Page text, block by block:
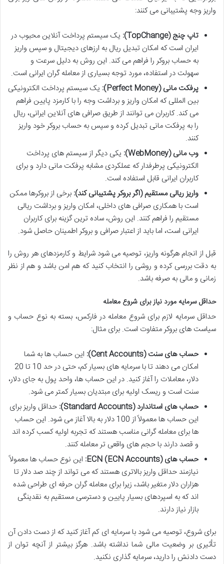
واریز وجه پشتیبانی می کنند:
تاپ چنج (TopChange):
یک سیستم پرداخت آنلاین محبوب در
ایران است که امکان تبدیل ریال به ارزهای دیجیتال و سپس واریز
به حساب بروکر را فراهم می کند. این روش به دلیل سرعت و
سهولت در استفاده، مورد توجه بسیاری از معامله گران ایرانی است.
پرفکت مانی (Perfect Money):
یک سیستم پرداخت الکترونیکی
بین المللی که امکان واریز و برداشت وجه را با کارمزد پایین فراهم
می کند. کاربران می توانند از طریق صرافی های آنلاین ایرانی، ریال
را به پرفکت مانی تبدیل کرده و سپس به حساب بروکر خود واریز
کنند.
وب مانی (WebMoney):
یکی دیگر از سیستم های پرداخت
الکترونیکی پرطرفدار که عملکردی مشابه پرفکت مانی دارد و برای
کاربران ایرانی قابل استفاده است.
واریز ریالی مستقیم (اگر بروکر پشتیبانی کند): برخی از بروکرها ممکن
است با همکاری صرافی های داخلی، امکان واریز و برداشت ریالی
مستقیم را فراهم کنند. این روش، ساده ترین گزینه برای کاربران
ایرانی است، اما باید از اعتبار صرافی و بروکر اطمینان حاصل شود.
قبل از انجام هرگونه واریز، توصیه می شود شرایط و کارمزدهای هر روش را
به دقت بررسی کرده و روشی را انتخاب کنید که هم امن باشد و هم از نظر
زمانی و مالی به صرفه باشد.
حداقل سرمایه مورد نیاز برای شروع معامله
حداقل سرمایه لازم برای شروع معامله در فارکس، بسته به نوع حساب و
سیاست های بروکر متفاوت است. برای مثال:
حساب های سنت (Cent Accounts):
این حساب ها به شما
امکان می دهند تا با سرمایه های بسیار کم، حتی در حد 10 تا 20
دلار، معاملات را آغاز کنید. در این حساب ها، واحد پول به جای دلار،
سنت است و ریسک اولیه برای مبتدیان بسیار کمتر می شود.
حساب های استاندارد (Standard Accounts):
حداقل واریز برای
این حساب ها معمولاً از 100 دلار به بالا آغاز می شود. این حساب
ها برای معامله گرانی مناسب هستند که تجربه اولیه کسب کرده اند
و قصد دارند با حجم های واقعی تر معامله کنند.
حساب های ECN (ECN Accounts):
این نوع حساب ها معمولاً
نیازمند حداقل واریز بالاتری هستند که می تواند از چند صد دلار تا
هزاران دلار متغیر باشد، زیرا برای معامله گران حرفه ای طراحی شده
اند که به اسپردهای بسیار پایین و دسترسی مستقیم به نقدینگی
بازار نیاز دارند.
برای شروع، توصیه می شود با سرمایه ای کم آغاز کنید که از دست دادن آن
تأثیری بر وضعیت مالی شما نداشته باشد. هرگز بیشتر از آنچه توان از
دست دادنش را دارید، سرمایه گذاری نکنید.